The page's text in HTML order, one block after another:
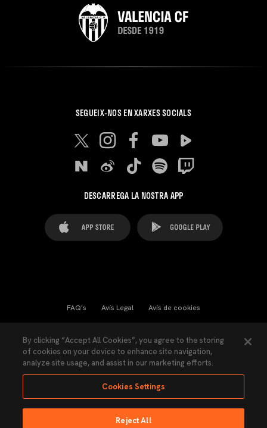
SEGUEIX-NOS EN XARXES SOCIALS
DESCARREGA LA NOSTRA APP
FAQ's Avís Legal Avís de cookies
Llei de Transparència Política de Privacitat
Accessibilitat
By clicking “Accept All Cookies”, you agree to the storing
of cookies on your device to enhance site navigation,
analyze site usage, and assist in our marketing efforts.
Cookies Settings
Reject All